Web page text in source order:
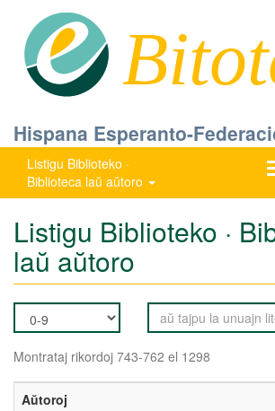
Hispana Esperanto-
Listigu Biblioteko ·
Biblioteca laŭ aŭtoro
Listigu Biblioteko ·
laŭ aŭtoro
Montrataj rikordoj 743-762 el 1298
Aŭtoroj